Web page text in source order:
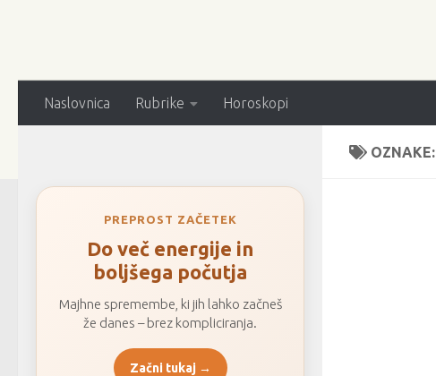
Naslovnica Rubrike Horoskopi
OZNAKE:
PREPROST ZAČETEK
Do več energije in
boljšega počutja
Majhne spremembe, ki jih lahko začneš
že danes – brez kompliciranja.
Začni tukaj →